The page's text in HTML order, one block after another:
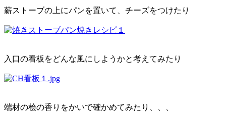
薪ストーブの上にパンを置いて、チーズをつけたり
入口の看板をどんな風にしようかと考えてみたり
端材の桧の香りをかいで確かめてみたり、、、